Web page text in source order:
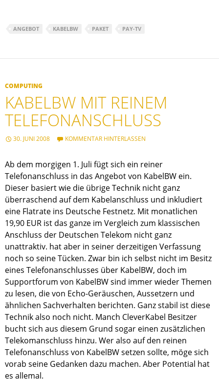
ANGEBOT KABELBW PAKET PAY-TV
COMPUTING
KABELBW MIT REINEM
TELEFONANSCHLUSS
30. JUNI 2008 KOMMENTAR HINTERLASSEN
Ab dem morgigen 1. Juli fügt sich ein reiner
Telefonanschluss in das Angebot von KabelBW ein.
Dieser basiert wie die übrige Technik nicht ganz
überraschend auf dem Kabelanschluss und inkludiert
eine Flatrate ins Deutsche Festnetz. Mit monatlichen
19,90 EUR ist das ganze im Vergleich zum klassischen
Anschluss der Deutschen Telekom nicht ganz
unattraktiv. hat aber in seiner derzeitigen Verfassung
noch so seine Tücken. Zwar bin ich selbst nicht im Besitz
eines Telefonanschlusses über KabelBW, doch im
Supportforum von KabelBW sind immer wieder Themen
zu lesen, die von Echo-Geräuschen, Aussetzern und
ähnlichen Sachverhalten berichten. Ganz stabil ist diese
Technik also noch nicht. Manch CleverKabel Besitzer
bucht sich aus diesem Grund sogar einen zusätzlichen
Telekomanschluss hinzu. Wer also auf den reinen
Telefonanschluss von KabelBW setzen sollte, möge sich
vorab seine Gedanken dazu machen. Aber Potential hat
es allemal.